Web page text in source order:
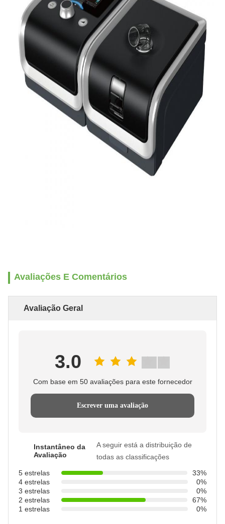
Avaliações E Comentários
Avaliação Geral
3.0
Com base em 50 avaliações para este fornecedor
Escrever uma avaliação
Instantâneo da
Avaliação
A seguir está a distribuição de
todas as classificações
5 estrelas
33%
4 estrelas
0%
3 estrelas
0%
2 estrelas
67%
1 estrelas
0%